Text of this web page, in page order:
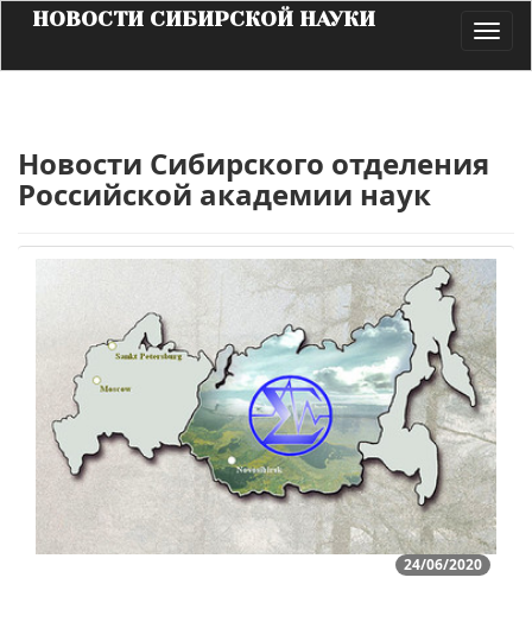
НОВОСТИ СИБИРСКОЙ НАУКИ
Новости Сибирского отделения
Российской академии наук
24/06/2020